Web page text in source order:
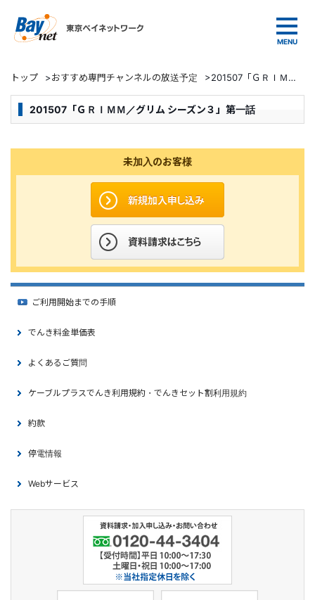
トップ >おすすめ専門チャンネルの放送予定 >201507「ＧＲＩＭＭ／グリム シーズン３」第一話
201507「ＧＲＩＭＭ／グリム シーズン３」第一話
未加入のお客様
ご利用開始までの手順
でんき料金単価表
よくあるご質問
ケーブルプラスでんき利用規約・でんきセット割利用規約
約款
停電情報
Webサービス